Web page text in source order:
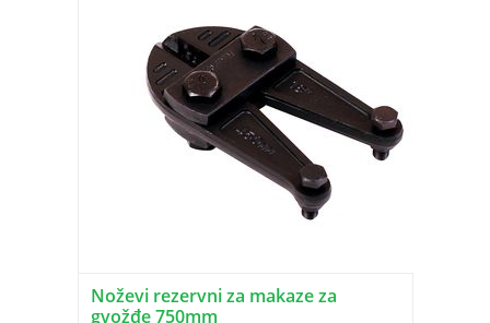
Noževi rezervni za makaze za
gvožđe 750mm